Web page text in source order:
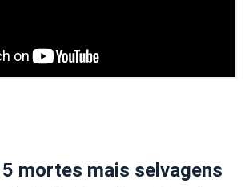
mortes mais selvagens